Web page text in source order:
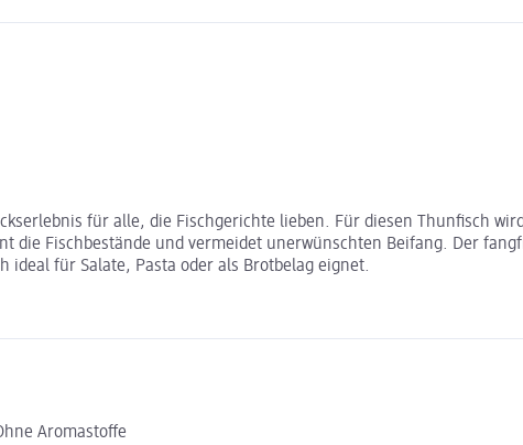
für alle, die Fischgerichte lieben. Für diesen Thunfisch
die Fischbestände und vermeidet unerwünschten Beifang. Der
für Salate, Pasta oder als Brotbelag eignet.
Aromastoffe